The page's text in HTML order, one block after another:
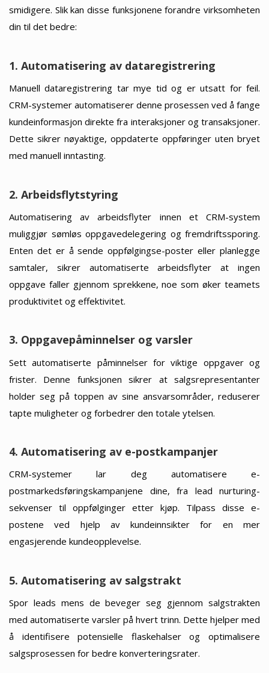
smidigere. Slik kan disse funksjonene forandre virksomheten
din til det bedre:
1. Automatisering av dataregistrering
Manuell dataregistrering tar mye tid og er utsatt for feil.
CRM-systemer automatiserer denne prosessen ved å fange
kundeinformasjon direkte fra interaksjoner og transaksjoner.
Dette sikrer nøyaktige, oppdaterte oppføringer uten bryet
med manuell inntasting.
2. Arbeidsflytstyring
Automatisering av arbeidsflyter innen et CRM-system
muliggjør sømløs oppgavedelegering og fremdriftssporing.
Enten det er å sende oppfølgingse-poster eller planlegge
samtaler, sikrer automatiserte arbeidsflyter at ingen
oppgave faller gjennom sprekkene, noe som øker teamets
produktivitet og effektivitet.
3. Oppgavepåminnelser og varsler
Sett automatiserte påminnelser for viktige oppgaver og
frister. Denne funksjonen sikrer at salgsrepresentanter
holder seg på toppen av sine ansvarsområder, reduserer
tapte muligheter og forbedrer den totale ytelsen.
4. Automatisering av e-postkampanjer
CRM-systemer lar deg automatisere e-
postmarkedsføringskampanjene dine, fra lead nurturing-
sekvenser til oppfølginger etter kjøp. Tilpass disse e-
postene ved hjelp av kundeinnsikter for en mer
engasjerende kundeopplevelse.
5. Automatisering av salgstrakt
Spor leads mens de beveger seg gjennom salgstrakten
med automatiserte varsler på hvert trinn. Dette hjelper med
å identifisere potensielle flaskehalser og optimalisere
salgsprosessen for bedre konverteringsrater.